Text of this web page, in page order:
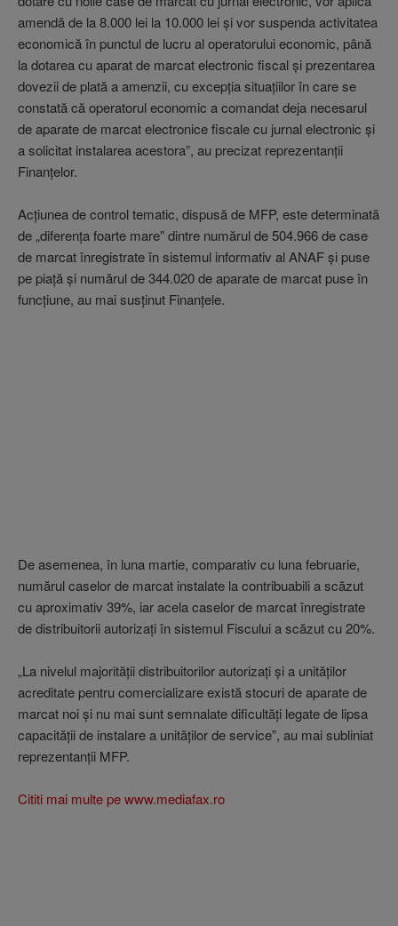
amendă de la 8.000 lei la 10.000 lei şi vor suspenda activitatea
economică în punctul de lucru al operatorului economic, până
la dotarea cu aparat de marcat electronic fiscal şi prezentarea
dovezii de plată a amenzii, cu excepţia situaţiilor în care se
constată că operatorul economic a comandat deja necesarul
de aparate de marcat electronice fiscale cu jurnal electronic şi
a solicitat instalarea acestora”, au precizat reprezentanţii
Finanţelor.
Acţiunea de control tematic, dispusă de MFP, este determinată
de „diferenţa foarte mare” dintre numărul de 504.966 de case
de marcat înregistrate în sistemul informativ al ANAF şi puse
pe piaţă şi numărul de 344.020 de aparate de marcat puse în
funcţiune, au mai susţinut Finanţele.
De asemenea, în luna martie, comparativ cu luna februarie,
numărul caselor de marcat instalate la contribuabili a scăzut
cu aproximativ 39%, iar acela caselor de marcat înregistrate
de distribuitorii autorizaţi în sistemul Fiscului a scăzut cu 20%.
„La nivelul majorităţii distribuitorilor autorizaţi şi a unităţilor
acreditate pentru comercializare există stocuri de aparate de
marcat noi şi nu mai sunt semnalate dificultăţi legate de lipsa
capacităţii de instalare a unităţilor de service”, au mai subliniat
reprezentanţii MFP.
Cititi mai multe pe www.mediafax.ro